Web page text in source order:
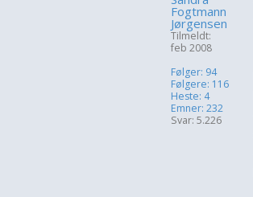
Fogtmann
Jørgensen
Tilmeldt:
feb 2008
Følger: 94
Følgere: 116
Heste: 4
Emner: 232
Svar: 5.226